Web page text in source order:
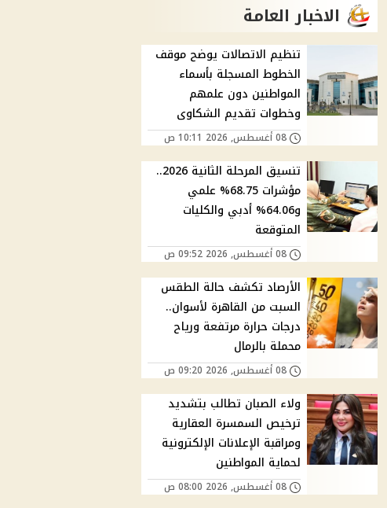
الاخبار العامة
تنظيم الاتصالات يوضح موقف
الخطوط المسجلة بأسماء
المواطنين دون علمهم
وخطوات تقديم الشكاوى
08 أغسطس, 2026 10:11 ص
تنسيق المرحلة الثانية 2026..
مؤشرات 68.75% علمي
و64.06% أدبي والكليات
المتوقعة
08 أغسطس, 2026 09:52 ص
الأرصاد تكشف حالة الطقس
السبت من القاهرة لأسوان..
درجات حرارة مرتفعة ورياح
محملة بالرمال
08 أغسطس, 2026 09:20 ص
ولاء الصبان تطالب بتشديد
ترخيص السمسرة العقارية
ومراقبة الإعلانات الإلكترونية
لحماية المواطنين
08 أغسطس, 2026 08:00 ص